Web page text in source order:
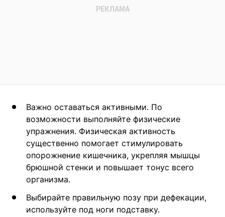
Важно оставаться активными. По
возможности выполняйте физические
упражнения. Физическая активность
существенно помогает стимулировать
опорожнение кишечника, укрепляя мышцы
брюшной стенки и повышает тонус всего
организма.
Выбирайте правильную позу при дефекации,
используйте под ноги подставку.